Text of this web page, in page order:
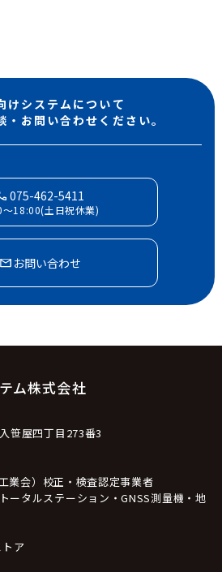
けシステムについて
・お問い合わせください。
075-462-5411
18:00(土日祝休業)
お問い合わせ
ム株式会社
笹屋四丁目273番3
業会）校正・検査認定事業者
ータルステーション・GNSS測量機・地
ア